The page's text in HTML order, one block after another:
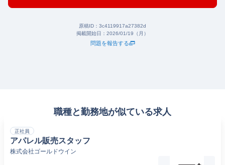
原稿ID： 3c4119917a27382d
掲載開始日： 2026/01/19（月）
問題を報告する
職種と勤務地が似ている求人
正社員
アパレル販売スタッフ
株式会社ゴールドウイン